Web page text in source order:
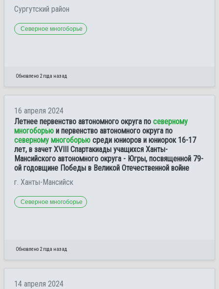
Сургутский район
Северное многоборье
Обновлено 2 года назад
16 апреля 2024
Летнее первенство автономного округа по северному
многоборью и первенство автономного округа по
северному многоборью среди юниоров и юниорок 16-17
лет, в зачет XVIII Спартакиады учащихся Ханты-
Мансийского автономного округа - Югры, посвященной 79-
ой годовщине Победы в Великой Отечественной войне
г. Ханты-Мансийск
Северное многоборье
Обновлено 2 года назад
14 апреля 2024